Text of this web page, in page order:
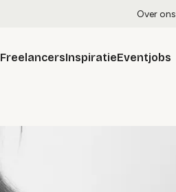
Over ons
FreelancersInspiratieEventjobs